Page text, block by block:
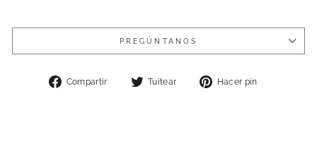
PREGÚNTANOS
Compartir
CompartirTuitear
TuitearHacer pin